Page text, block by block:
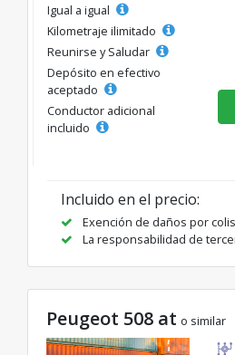
Igual a igual
Kilometraje ilimitado
Reunirse y Saludar
Depósito en efectivo
aceptado
Conductor adicional
incluido
Incluido en el precio:
Exención de daños por
La responsabilidad de
Peugeot 508 at o similar